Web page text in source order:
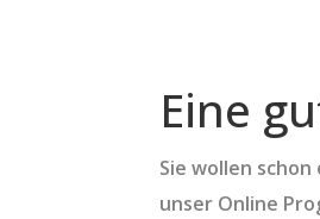
Eine
Sie wollen
unser Online